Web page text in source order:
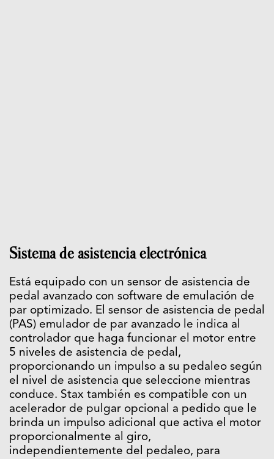
Sistema de asistencia electrónica
Está equipado con un sensor de asistencia de
pedal avanzado con software de emulación de
par optimizado. El sensor de asistencia de pedal
(PAS) emulador de par avanzado le indica al
controlador que haga funcionar el motor entre
5 niveles de asistencia de pedal,
proporcionando un impulso a su pedaleo según
el nivel de asistencia que seleccione mientras
conduce. Stax también es compatible con un
acelerador de pulgar opcional a pedido que le
brinda un impulso adicional que activa el motor
proporcionalmente al giro,
independientemente del pedaleo, para